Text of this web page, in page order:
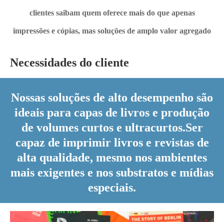
clientes saibam quem oferece mais do que apenas
impressões e cópias, mas soluções de amplo valor agregado
Nossas soluções de alto desempenho são
ideais para capas de livros e produção
de volumes curtos e ultracurtos.Ser
capaz de imprimir livros e revistas de
alta qualidade, mesmo nos ambientes
mais exigentes e nos substratos e mídias
especiais.
Necessidades do cliente